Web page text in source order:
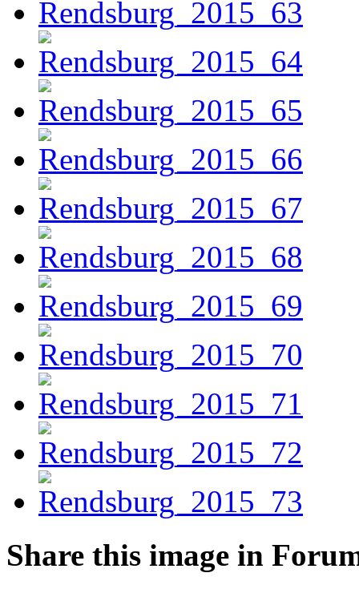
Share this image in